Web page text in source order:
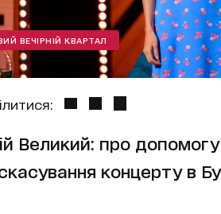
ВЕЧІРНІЙ КВАРТАЛ
Великий: про
концерту в